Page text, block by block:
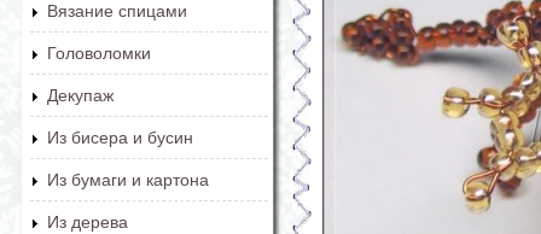
Вязание спицами
Головоломки
Декупаж
Из бисера и бусин
Из бумаги и картона
Из дерева